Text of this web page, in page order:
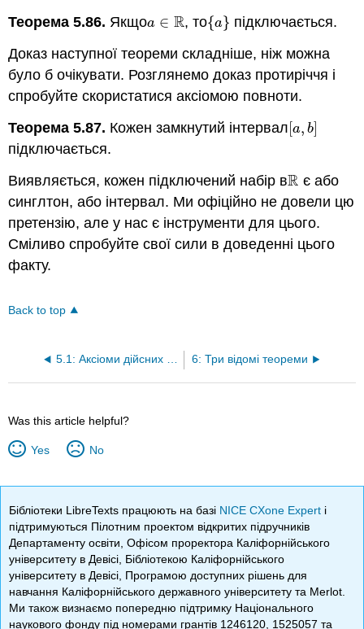
Теорема 5.86. Якщоa ∈ R
a ∈ R , то{a}
{a}
підключається.
Доказ наступної теореми складніше, ніж можна
було б очікувати. Розглянемо доказ протиріччя і
спробуйте скористатися аксіомою повноти.
Теорема 5.87. Кожен замкнутий інтервал [a, b
[a, b]
підключається.
Виявляється, кожен підключений набір вR
R є або
синглтон, або інтервал. Ми офіційно не довели цю
претензію, але у нас є інструменти для цього.
Сміливо спробуйте свої сили в доведенні цього
факту.
Back to top
6: Три відомі теореми
Was this article helpful?
Yes No
Бібліотеки LibreTexts працюють на базі NICE CXone Expert і
підтримуються Пілотним проектом відкритих підручників
Департаменту освіти, Офісом проректора Каліфорнійського
університету в Девісі, Бібліотекою Каліфорнійського
університету в Девісі, Програмою доступних рішень для
навчання Каліфорнійського державного університету та Merlot.
Ми також визнаємо попередню підтримку Національного
наукового фонду під номерами грантів 1246120, 1525057 та